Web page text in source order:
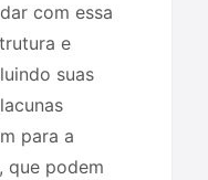
com essa
e
suas
para a
que podem